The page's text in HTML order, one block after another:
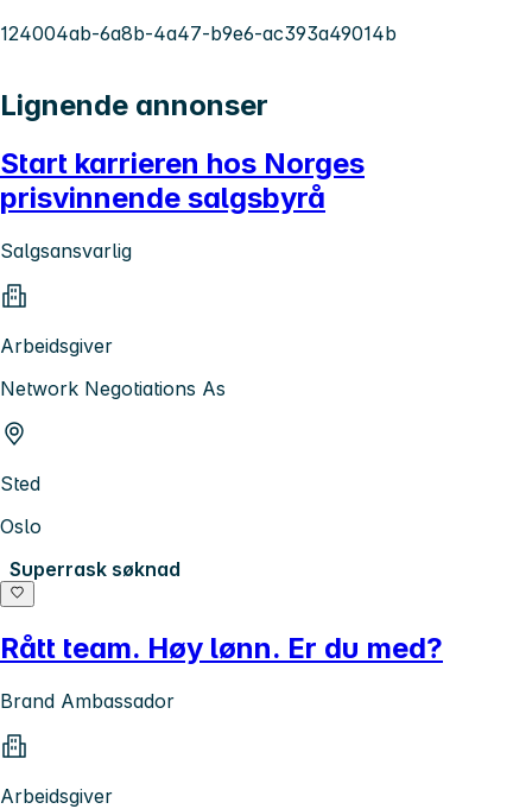
124004ab-6a8b-4a47-b9e6-ac393a49014b
Lignende annonser
Start karrieren hos Norges
prisvinnende salgsbyrå
Salgsansvarlig
Arbeidsgiver
Network Negotiations As
Sted
Oslo
Superrask søknad
Rått team. Høy lønn. Er du med?
Brand Ambassador
Arbeidsgiver